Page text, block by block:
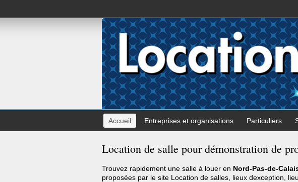
Accueil Entreprises et organisations Particuliers
Location de salle pour démonstration de
Trouvez rapidement une salle à louer en Nord-Pas-de-
proposées par le site Location de salles, lieux dexception,